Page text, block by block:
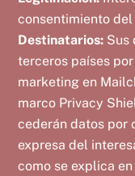
consentimiento
Destinatarios: Sus
terceros países
marketing en
marco Privacy
cederán datos por
expresa del
como se explica